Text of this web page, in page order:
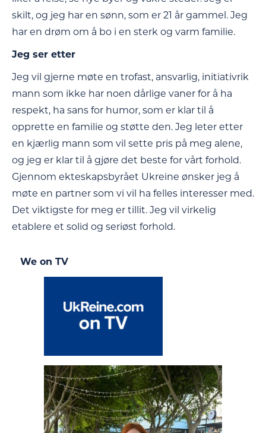
skilt, og jeg har en sønn, som er 21 år gammel. Jeg
har en drøm om å bo i en sterk og varm familie.
Jeg ser etter
Jeg vil gjerne møte en trofast, ansvarlig, initiativrik
mann som ikke har noen dårlige vaner for å ha
respekt, ha sans for humor, som er klar til å
opprette en familie og støtte den. Jeg leter etter
en kjærlig mann som vil sette pris på meg alene,
og jeg er klar til å gjøre det beste for vårt forhold.
Gjennom ekteskapsbyrået Ukreine ønsker jeg å
møte en partner som vi vil ha felles interesser med.
Det viktigste for meg er tillit. Jeg vil virkelig
etablere et solid og seriøst forhold.
We on TV